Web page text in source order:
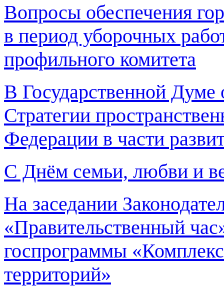
Вопросы обеспечения
в период уборочных
профильного комитета
В Государственной Думе
Стратегии
Федерации в части
С Днём семьи, любви и
На заседании
«Правительственный
госпрограммы
территорий»